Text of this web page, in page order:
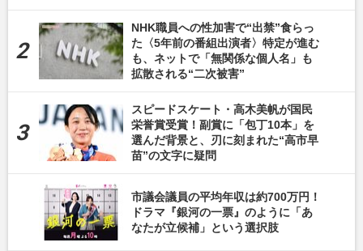
NHK職員への性加害で“出禁”食らっ
た〈5年前の番組出演者〉特定が進む
も、ネットで「無関係な個人名」も
拡散される“二次被害”
スピードスケート・高木美帆が国民
栄誉賞受賞！副賞に「包丁10本」を
選んだ背景と、刃に刻まれた“高市早
苗”の文字に疑問
市議会議員の平均年収は約700万円！
ドラマ『銀河の一票』のように「あ
なたが立候補」という選択肢